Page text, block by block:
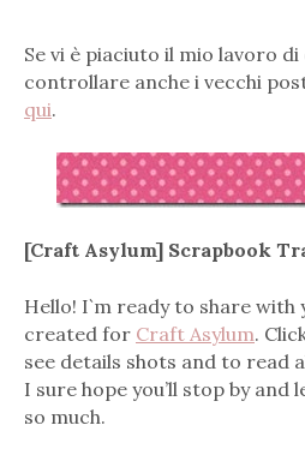
Se vi è piaciuto il mio lavoro
controllare anche i vecchi
qui.
[Craft Asylum] Scrapbook
Hello! I`m ready to share
created for Craft Asylum.
see details shots and to read
I sure hope you’ll stop by and
so much.